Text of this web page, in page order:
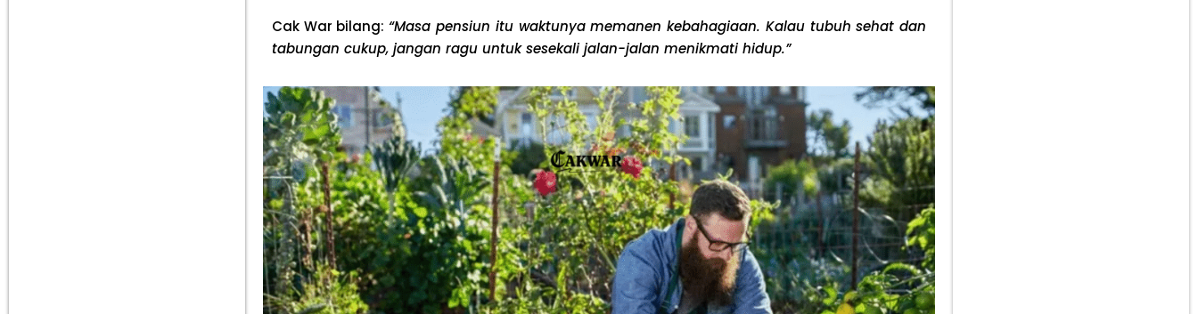
Cak War bilang:“Masa pensiun itu waktunya memanen kebahagiaan. Kalau tubuh sehat dan
tabungan cukup, jangan ragu untuk sesekali jalan-jalan menikmati hidup.”